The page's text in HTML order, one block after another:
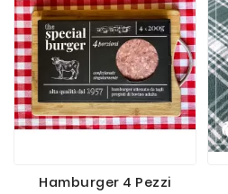
Hamburger 4 Pezzi